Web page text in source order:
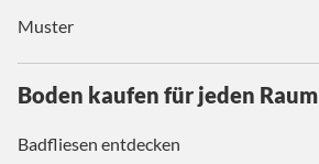
Muster
Boden kaufen für jeden Raum
Badfliesen entdecken